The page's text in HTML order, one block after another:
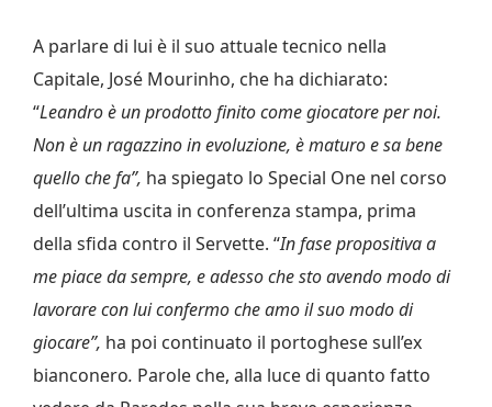
A parlare di lui è il suo attuale tecnico nella
Capitale, José Mourinho, che ha dichiarato:
“Leandro è un prodotto finito come giocatore per noi.
Non è un ragazzino in evoluzione, è maturo e sa bene
quello che fa”, ha spiegato lo Special One nel corso
dell’ultima uscita in conferenza stampa, prima
della sfida contro il Servette. “In fase propositiva a
me piace da sempre, e adesso che sto avendo modo di
lavorare con lui confermo che amo il suo modo di
giocare”, ha poi continuato il portoghese sull’ex
bianconero. Parole che, alla luce di quanto fatto